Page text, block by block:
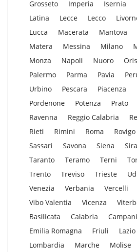
Grosseto
Imperia Isernia
Latina
Lecce Lecco
Lucca
Macerata Mantova
Matera
Messina Milano
Monza
Napoli Nuoro
Palermo
Parma Pavia
Urbino
Pescara Piacenza
Pordenone
Potenza Prato
Ravenna
Reggio Calabria
Rieti
Rimini Roma Rovigo
Sassari
Savona Siena
Taranto
Teramo Terni
Trento
Treviso Trieste
Venezia
Verbania Vercelli
Vibo Valentia
Vicenza
Basilicata
Calabria
Emilia Romagna
Friuli Lazio
Lombardia
Marche Molise